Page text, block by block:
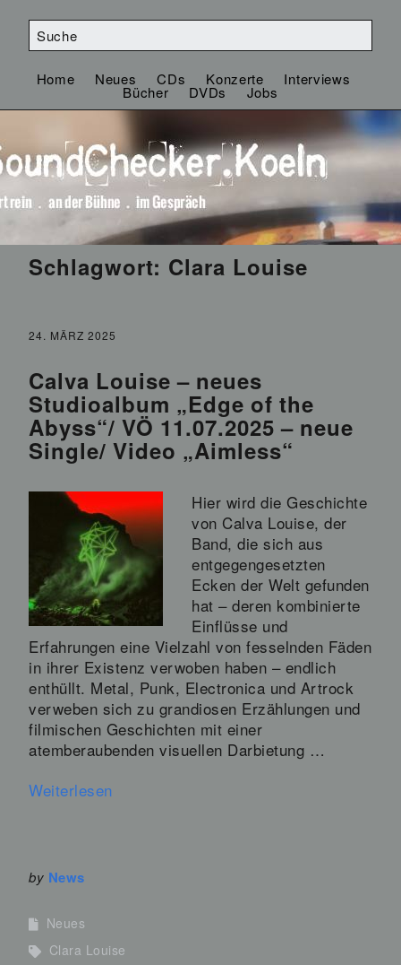
Home Neues CDs Konzerte Interviews
Bücher DVDs Jobs
Schlagwort: Clara Louise
24. MÄRZ 2025
Calva Louise – neues
Studioalbum „Edge of the
Abyss“/ VÖ 11.07.2025 – neue
Single/ Video „Aimless“
Hier wird die Geschichte
von Calva Louise, der
Band, die sich aus
entgegengesetzten
Ecken der Welt gefunden
hat – deren kombinierte
Einflüsse und
Erfahrungen eine Vielzahl von fesselnden Fäden
in ihrer Existenz verwoben haben – endlich
enthüllt. Metal, Punk, Electronica und Artrock
verweben sich zu grandiosen Erzählungen und
filmischen Geschichten mit einer
atemberaubenden visuellen Darbietung …
Weiterlesen
by News
Neues
Clara Louise